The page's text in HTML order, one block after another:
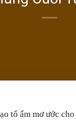
tổ ấm mơ ước cho